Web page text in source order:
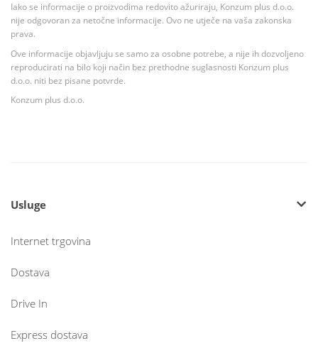
Iako se informacije o proizvodima redovito ažuriraju, Konzum plus d.o.o.
nije odgovoran za netočne informacije. Ovo ne utječe na vaša zakonska
prava.
Ove informacije objavljuju se samo za osobne potrebe, a nije ih dozvoljeno
reproducirati na bilo koji način bez prethodne suglasnosti Konzum plus
d.o.o. niti bez pisane potvrde.
Konzum plus d.o.o.
Usluge
Internet trgovina
Dostava
Drive In
Express dostava